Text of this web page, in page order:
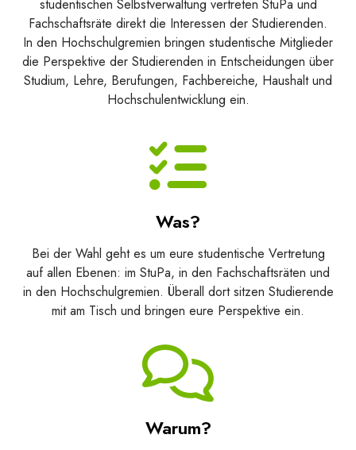
studentischen Selbstverwaltung vertreten StuPa und
Fachschaftsräte direkt die Interessen der Studierenden.
In den Hochschulgremien bringen studentische Mitglieder
die Perspektive der Studierenden in Entscheidungen über
Studium, Lehre, Berufungen, Fachbereiche, Haushalt und
Hochschulentwicklung ein.
Was?
Bei der Wahl geht es um eure studentische Vertretung
auf allen Ebenen: im StuPa, in den Fachschaftsräten und
in den Hochschulgremien. Überall dort sitzen Studierende
mit am Tisch und bringen eure Perspektive ein.
Warum?